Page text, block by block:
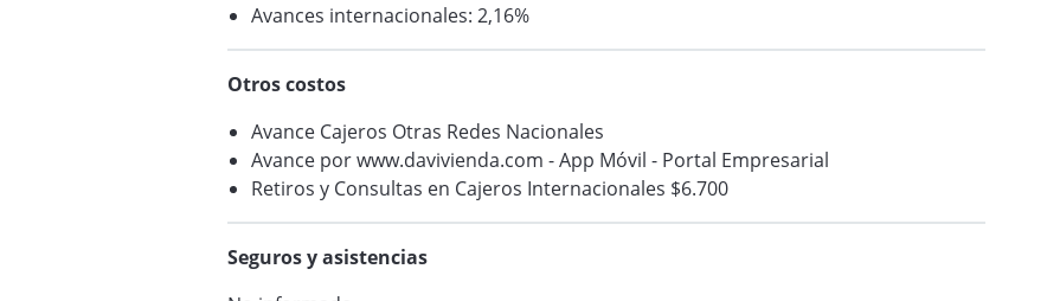
Avances internacionales: 2,16%
Otros costos
Avance Cajeros Otras Redes Nacionales
Avance por www.davivienda.com - App Móvil - Portal Empresarial
Retiros y Consultas en Cajeros Internacionales $6.700
Seguros y asistencias